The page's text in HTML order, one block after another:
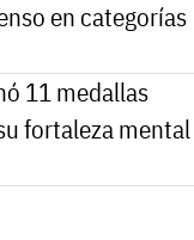
en categorías
11 medallas
fortaleza mental